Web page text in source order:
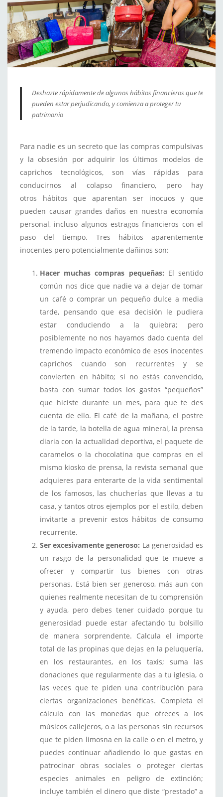
Deshazte rápidamente de algunos hábitos financieros que te
pueden estar perjudicando, y comienza a proteger tu
patrimonio
Para nadie es un secreto que las compras compulsivas
y la obsesión por adquirir los últimos modelos de
caprichos tecnológicos, son vías rápidas para
conducirnos al colapso financiero, pero hay
otros hábitos que aparentan ser inocuos y que
pueden causar grandes daños en nuestra economía
personal, incluso algunos estragos financieros con el
paso del tiempo. Tres hábitos aparentemente
inocentes pero potencialmente dañinos son:
Hacer muchas compras pequeñas: El sentido
común nos dice que nadie va a dejar de tomar
un café o comprar un pequeño dulce a media
tarde, pensando que esa decisión le pudiera
estar conduciendo a la quiebra; pero
posiblemente no nos hayamos dado cuenta del
tremendo impacto económico de esos inocentes
caprichos cuando son recurrentes y se
convierten en hábito; si no estás convencido,
basta con sumar todos los gastos “pequeños”
que hiciste durante un mes, para que te des
cuenta de ello. El café de la mañana, el postre
de la tarde, la botella de agua mineral, la prensa
diaria con la actualidad deportiva, el paquete de
caramelos o la chocolatina que compras en el
mismo kiosko de prensa, la revista semanal que
adquieres para enterarte de la vida sentimental
de los famosos, las chucherías que llevas a tu
casa, y tantos otros ejemplos por el estilo, deben
invitarte a prevenir estos hábitos de consumo
recurrente.
Ser excesivamente generoso: La generosidad es
un rasgo de la personalidad que te mueve a
ofrecer y compartir tus bienes con otras
personas. Está bien ser generoso, más aun con
quienes realmente necesitan de tu comprensión
y ayuda, pero debes tener cuidado porque tu
generosidad puede estar afectando tu bolsillo
de manera sorprendente. Calcula el importe
total de las propinas que dejas en la peluquería,
en los restaurantes, en los taxis; suma las
donaciones que regularmente das a tu iglesia, o
las veces que te piden una contribución para
ciertas organizaciones benéficas. Completa el
cálculo con las monedas que ofreces a los
músicos callejeros, o a las personas sin recursos
que te piden limosna en la calle o en el metro, y
puedes continuar añadiendo lo que gastas en
patrocinar obras sociales o proteger ciertas
especies animales en peligro de extinción;
incluye también el dinero que diste “prestado” a